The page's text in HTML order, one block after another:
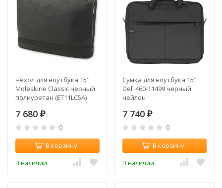
Чехол для ноутбука 15"
Moleskine Classic черный
полиуретан (ET11LC5A)
7 680 ₽
0
В корзину
В наличии
Сумка для ноутбука 15"
Dell 460-11499 черный
нейлон
7 740 ₽
0
В корзину
В наличии